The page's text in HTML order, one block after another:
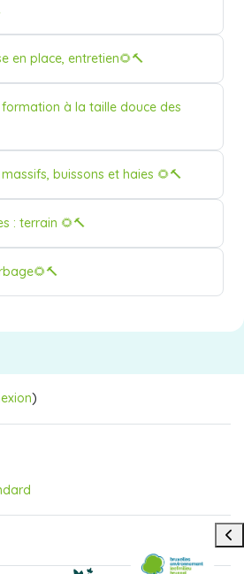
en place, entretien🌻🔨
à la taille douce des
buissons et haies 🌻🔨
: terrain 🌻🔨
)